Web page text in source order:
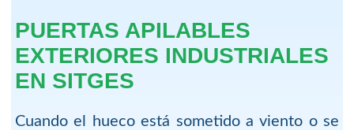
PUERTAS APILABLES
EXTERIORES INDUSTRIALES
EN SITGES
Cuando el hueco está sometido a viento o se